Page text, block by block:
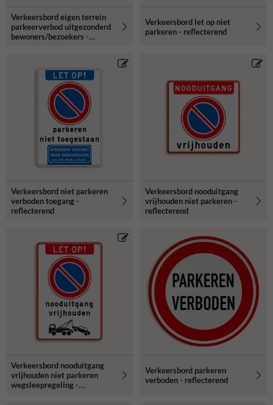
Verkeersbord eigen terrein
parkeerverbod uitgezonderd
bewoners/bezoekers -
Verkeersbord let op niet
parkeren - reflecterend
Verkeersbord niet parkeren
verboden toegang -
reflecterend
Verkeersbord nooduitgang
vrijhouden niet parkeren -
reflecterend
Verkeersbord nooduitgang
vrijhouden niet parkeren
wegsleepregeling -
Verkeersbord parkeren
verboden - reflecterend